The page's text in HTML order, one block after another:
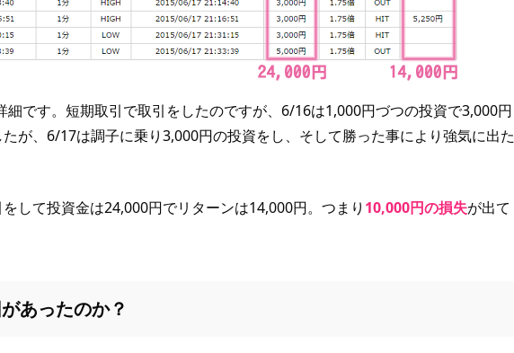
細です。短期取引で取引をしたのですが、6/16は1,000円づつの投資で3,000円
が、6/17は調子に乗り3,000円の投資をし、そして勝った事により強気に出た
して投資金は24,000円でリターンは14,000円。つまり 10,000円の損失が出て
あったのか？